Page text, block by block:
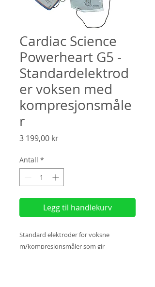
Cardiac Science
Powerheart G5 -
Standardelektrod
er voksen med
kompresjonsmåle
r
3 199,00 krPris
Antall *
Legg til handlekurv
Standard elektroder for voksne
m/kompresjonsmåler som gir